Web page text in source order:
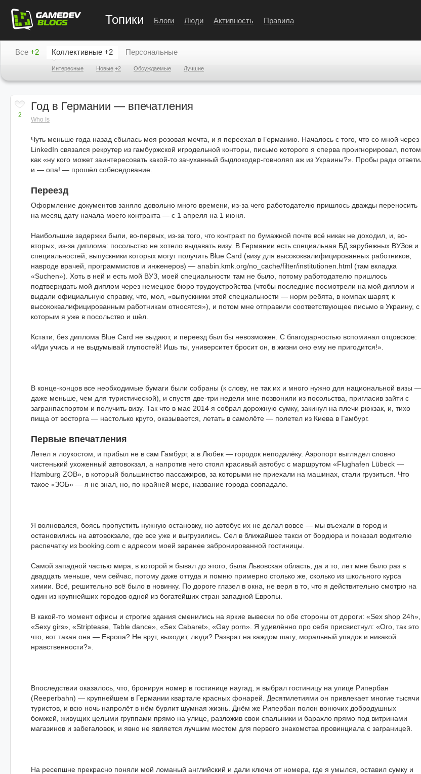
Топики Блоги Люди Активность Правила
Все +2 Коллективные +2
Интересные Новые +2 Обсуждаемые Лучшие
Персональные
Год в Германии — впечатления
2
Who Is
Чуть меньше года назад сбылась моя розовая мечта, и я переехал в Германию. Началось с того, что со мной через
LinkedIn связался рекрутер из гамбуржской игродельной конторы, письмо которого я сперва проигнорировал,
как «ну кого может заинтересовать какой-то зачуханный быдлокодер-говноляп аж из Украины?». Пробы ради
и — опа! — прошёл собеседование.
Переезд
Оформление документов заняло довольно много времени, из-за чего работодателю пришлось дважды переносить
на месяц дату начала моего контракта — с 1 апреля на 1 июня.
Наибольшие задержки были, во-первых, из-за того, что контракт по бумажной почте всё никак не доходил, и, во-
вторых, из-за диплома: посольство не хотело выдавать визу. В Германии есть специальная БД зарубежных ВУЗов и
специальностей, выпускники которых могут получить Blue Card (визу для высококвалифицированных работников,
навроде врачей, программистов и инженеров) — anabin.kmk.org/no_cache/filter/institutionen.html (там вкладка
«Suchen»). Хоть в ней и есть мой ВУЗ, моей специальности там не было, потому работодателю пришлось
подтверждать мой диплом через немецкое бюро трудоустройства (чтобы последние посмотрели на мой диплом и
выдали официальную справку, что, мол, «выпускники этой специальности — норм ребята, в компах шарят, к
высококвалифицированным работникам относятся»), и потом мне отправили соответствующее письмо в Украину, с
которым я уже в посольство и шёл.
Кстати, без диплома Blue Card не выдают, и переезд был бы невозможен. С благодарностью вспоминал отцовское:
«Иди учись и не выдумывай глупостей! Ишь ты, университет бросит он, в жизни оно ему не пригодится!».
В конце-концов все необходимые бумаги были собраны (к слову, не так их и много нужно для национальной визы —
даже меньше, чем для туристической), и спустя две-три недели мне позвонили из посольства, пригласив зайти с
загранпаспортом и получить визу. Так что в мае 2014 я собрал дорожную сумку, закинул на плечи рюкзак, и, тихо
пища от восторга — настолько круто, оказывается, летать в самолёте — полетел из Киева в Гамбург.
Первые впечатления
Летел я лоукостом, и прибыл не в сам Гамбург, а в Любек — городок неподалёку. Аэропорт выглядел словно
чистенький ухоженный автовокзал, а напротив него стоял красивый автобус с маршрутом «Flughafen Lübeck —
Hamburg ZOB», в который большинство пассажиров, за которыми не приехали на машинах, стали грузиться. Что
такое «ЗОБ» — я не знал, но, по крайней мере, название города совпадало.
Я волновался, боясь пропустить нужную остановку, но автобус их не делал вовсе — мы въехали в город и
остановились на автовокзале, где все уже и выгрузились. Сел в ближайшее такси от бордюра и показал водителю
распечатку из booking.com с адресом моей заранее забронированной гостиницы.
Cамой западной частью мира, в которой я бывал до этого, была Львовская область, да и то, лет мне было раз в
двадцать меньше, чем сейчас, потому даже оттуда я помню примерно столько же, сколько из школьного курса
химии. Всё, решительно всё было в новинку. По дороге глазел в окна, не веря в то, что я действительно смотрю на
один из крупнейших городов одной из богатейших стран западной Европы.
В какой-то момент офисы и строгие здания сменились на яркие вывески по обе стороны от дороги: «Sex shop 24h»,
«Sexy girs», «Striptease, Table dance», «Sex Cabaret», «Gay porn». Я удивлённо про себя присвистнул: «Ого, так это
что, вот такая она — Европа? Не врут, выходит, люди? Разврат на каждом шагу, моральный упадок и никакой
нравственности?».
Впоследствии оказалось, что, бронируя номер в гостинице наугад, я выбрал гостиницу на улице Рипербан
(Reeperbahn) — крупнейшем в Германии квартале красных фонарей. Десятилетиями он привлекает многие тысячи
туристов, и всю ночь напролёт в нём бурлит шумная жизнь. Днём же Рипербан полон вонючих добродушных
бомжей, живущих целыми группами прямо на улице, разложив свои спальники и барахло прямо под витринами
магазинов и забегаловок, и явно не является лучшим местом для первого знакомства провинциала с заграницей.
На ресепшне прекрасно поняли мой ломаный английский и дали ключи от номера, где я умылся, оставил сумку и